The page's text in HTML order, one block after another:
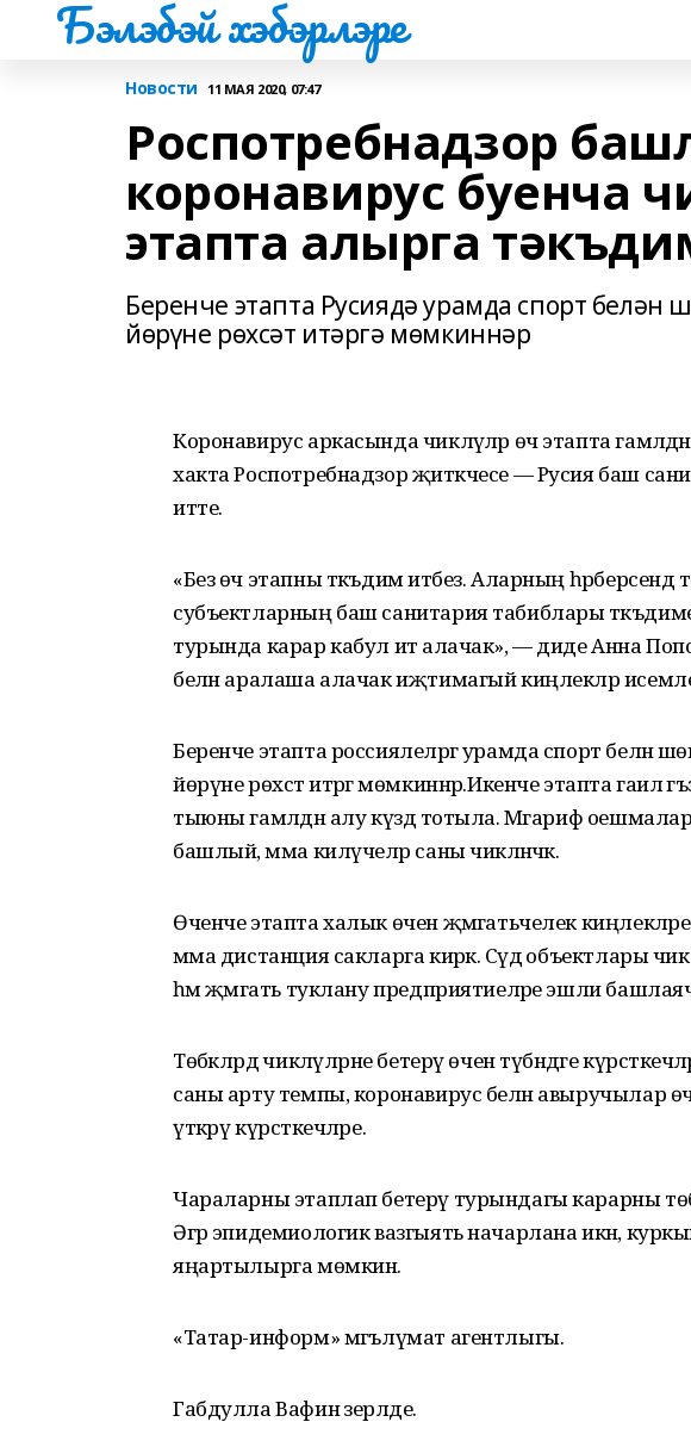
Бэлэбэй хэбэрлэре
Новости 11 МАЯ 2020, 07:47
Роспотребнадзор
коронавирус буенча
этапта алырга
Беренче этапта Русиядә урамда спорт белән
йөрүне рөхсәт итәргә мөмкиннәр
Коронавирус аркасында чикләүләр өч этапта
хакта Роспотребнадзор җитәкчесе — Русия баш
итте.
«Без өч этапны тәкъдим итәбез. Аларның
субъектларның баш санитария табиблары
турында карар кабул итә алачак», — диде Анна
белән аралаша алачак иҗтимагый киңлекләр
Беренче этапта россиялеләргә урамда спорт белән
йөрүне рөхсәт итәргә мөмкиннәр.Икенче этапта гаилә
тыюны гамәлдән алу күздә тотыла. Мәгариф
башлый, әмма килүчеләр саны чикләнәчәк.
Өченче этапта халык өчен җәмәгатьчелек
әмма дистанция сакларга кирәк. Сәүдә объектлары
һәм җәмәгать туклану предприятиеләре эшли
Төбәкләрдә чикләүләрне бетерү өчен түбәндәге
саны арту темпы, коронавирус белән авыручылар
үткәрү күрсәткечләре.
Чараларны этаплап бетерү турындагы карарны
Әгәр эпидемиологик вазгыять начарлана икән,
яңартылырга мөмкин.
«Татар-информ» мәгълүмат агентлыгы.
Габдулла Вафин әзерләде.